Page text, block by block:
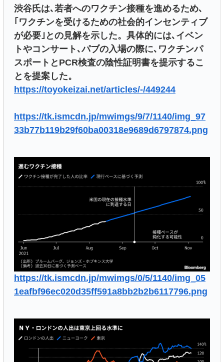
渋谷氏は､若者へのワクチン接種を進めるため､
｢ワクチンを受けるための社会的インセンティブ
が必要｣との見解を示した。具体的には､イベン
トやコンサート､パブの入場の際に､ワクチンパ
スポートとPCR検査の陰性証明書を提示するこ
とを提案した。
https://toyokeizai.net/articles/-/449244
https://tk.ismcdn.jp/mwimgs/9/7/1140/img_97
33b77b119b29f60ba00318e9689d6797874.png
https://tk.ismcdn.jp/mwimgs/0/5/1140/img_05
1eafbf96ec020d35ff591a8bb2b2b6117796.png